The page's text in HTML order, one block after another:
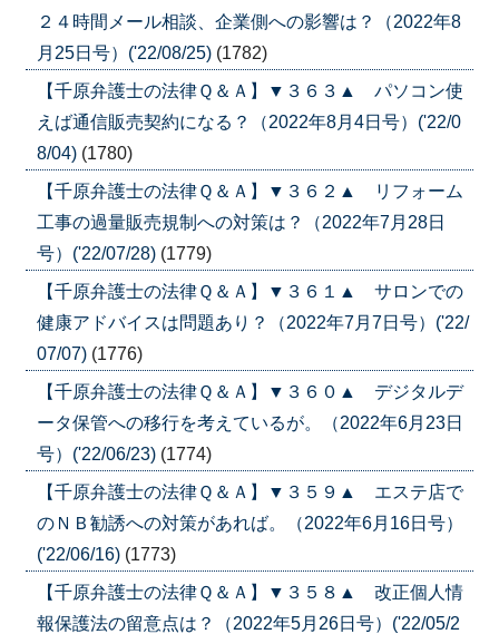
２４時間メール相談、企業側への影響は？（2022年8
月25日号）('22/08/25) (1782)
【千原弁護士の法律Ｑ＆Ａ】▼３６３▲ パソコン使
えば通信販売契約になる？（2022年8月4日号）('22/0
8/04) (1780)
【千原弁護士の法律Ｑ＆Ａ】▼３６２▲ リフォーム
工事の過量販売規制への対策は？（2022年7月28日
号）('22/07/28) (1779)
【千原弁護士の法律Ｑ＆Ａ】▼３６１▲ サロンでの
健康アドバイスは問題あり？（2022年7月7日号）('22/
07/07) (1776)
【千原弁護士の法律Ｑ＆Ａ】▼３６０▲ デジタルデ
ータ保管への移行を考えているが。（2022年6月23日
号）('22/06/23) (1774)
【千原弁護士の法律Ｑ＆Ａ】▼３５９▲ エステ店で
のＮＢ勧誘への対策があれば。（2022年6月16日号）
('22/06/16) (1773)
【千原弁護士の法律Ｑ＆Ａ】▼３５８▲ 改正個人情
報保護法の留意点は？（2022年5月26日号）('22/05/2